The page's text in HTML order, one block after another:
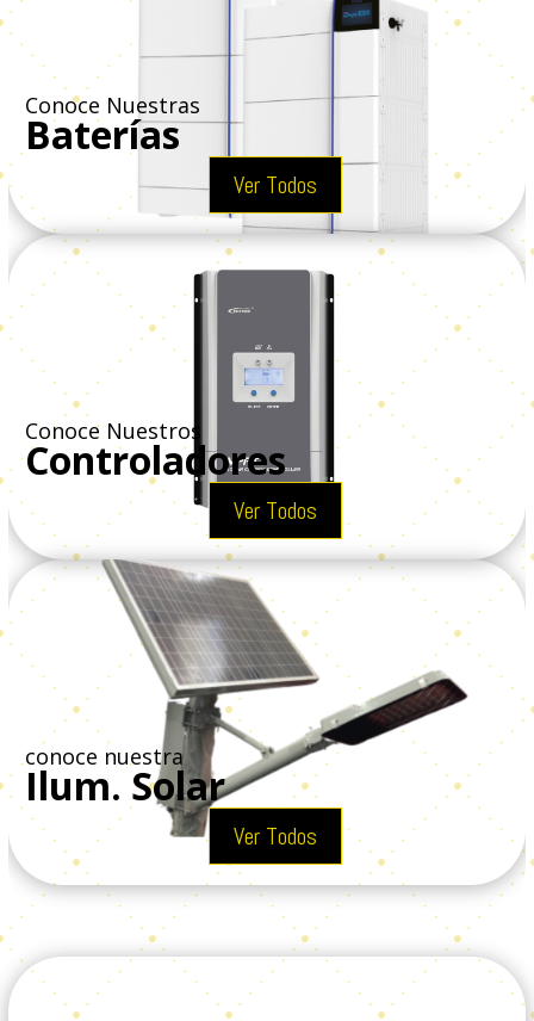
Conoce Nuestras
Baterías
Ver Todos
Conoce Nuestros
Controladores
Ver Todos
conoce nuestra
Ilum. Solar
Ver Todos